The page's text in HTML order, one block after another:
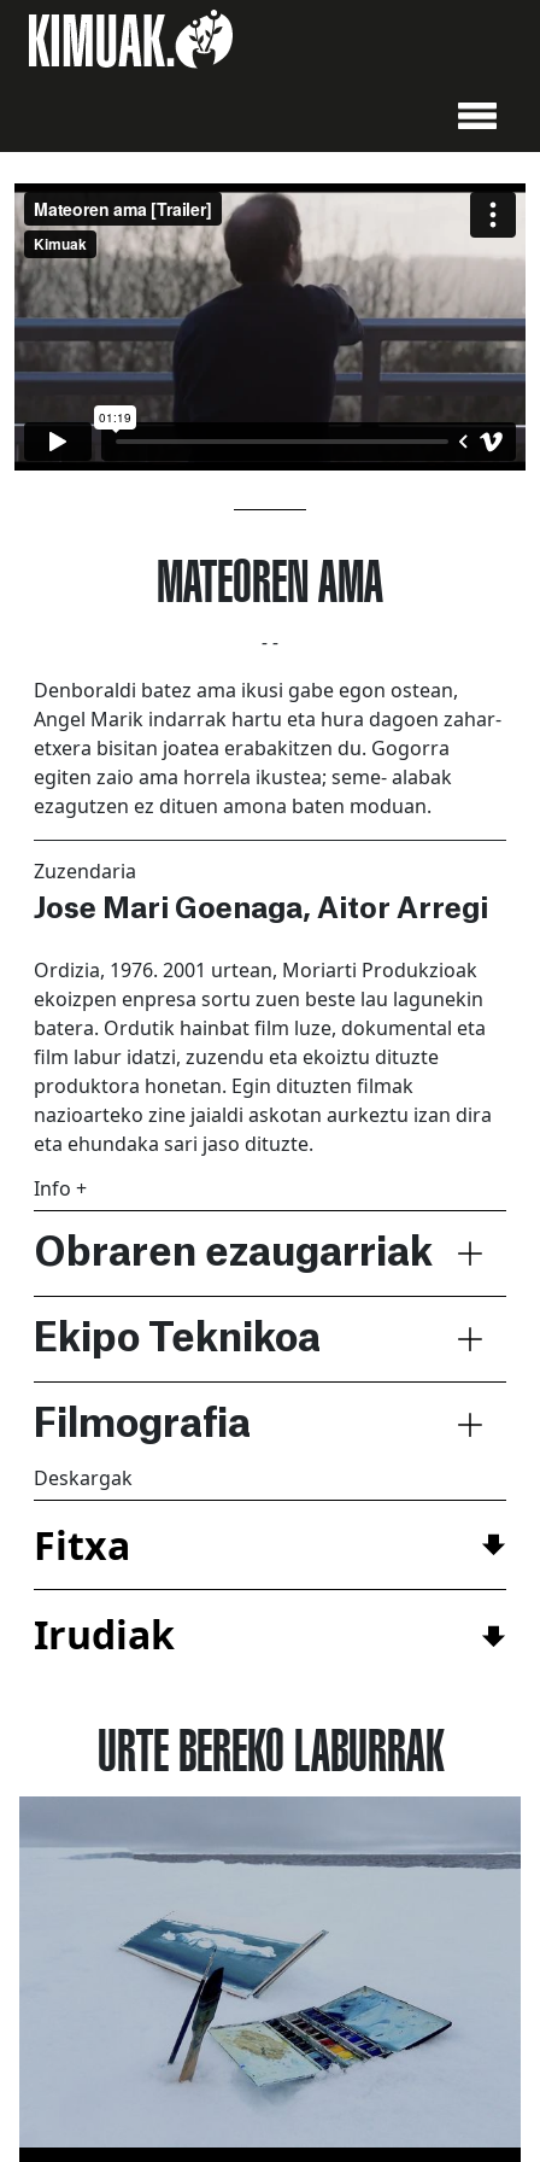
MATEOREN AMA
- -
Denboraldi batez ama ikusi gabe egon ostean,
Angel Marik indarrak hartu eta hura dagoen zahar-
etxera bisitan joatea erabakitzen du. Gogorra
egiten zaio ama horrela ikustea; seme- alabak
ezagutzen ez dituen amona baten moduan.
Zuzendaria
Jose Mari Goenaga, Aitor Arregi
Ordizia, 1976. 2001 urtean, Moriarti Produkzioak
ekoizpen enpresa sortu zuen beste lau lagunekin
batera. Ordutik hainbat film luze, dokumental eta
film labur idatzi, zuzendu eta ekoiztu dituzte
produktora honetan. Egin dituzten filmak
nazioarteko zine jaialdi askotan aurkeztu izan dira
eta ehundaka sari jaso dituzte.
Info +
Obraren ezaugarriak
Ekipo Teknikoa
Filmografia
Deskargak
Fitxa
Irudiak
URTE BEREKO LABURRAK